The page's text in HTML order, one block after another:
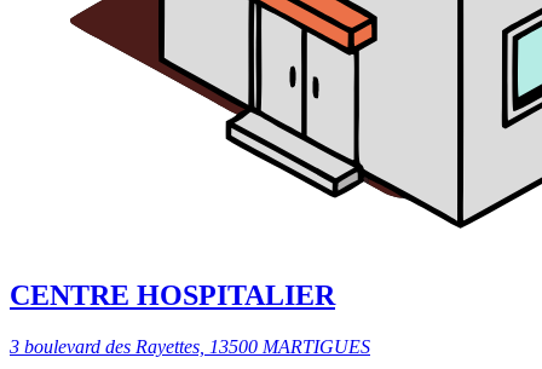
CENTRE HOSPITALIER
3 boulevard des Rayettes, 13500 MARTIGUES